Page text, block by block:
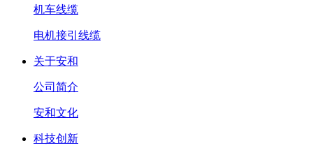
机车线缆
电机接引线缆
关于安和
公司简介
安和文化
科技创新